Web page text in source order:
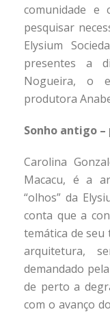
comunidade e
pesquisar
Elysium
presentes a
Nogueira, o
produtora
Sonho antigo
Carolina
Macacu, é a
“olhos” da
conta que a
temática de
arquitetura,
demandado
de perto a
com o avanço